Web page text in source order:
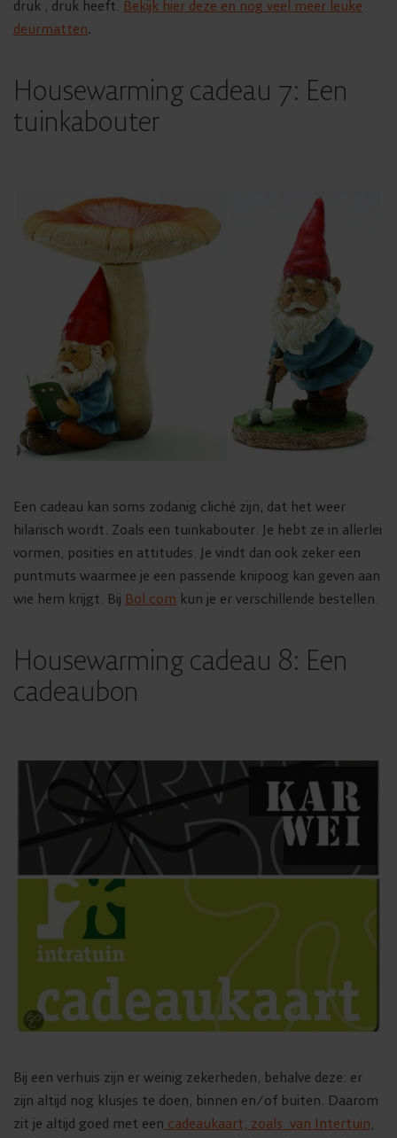
druk , druk heeft. Bekijk hier deze en nog veel meer leuke
deurmatten.
Housewarming cadeau 7: Een
tuinkabouter
Een cadeau kan soms zodanig cliché zijn, dat het weer
hilarisch wordt. Zoals een tuinkabouter. Je hebt ze in allerlei
vormen, posities en attitudes. Je vindt dan ook zeker een
puntmuts waarmee je een passende knipoog kan geven aan
wie hem krijgt. Bij Bol.com kun je er verschillende bestellen.
Housewarming cadeau 8: Een
cadeaubon
Bij een verhuis zijn er weinig zekerheden, behalve deze: er
zijn altijd nog klusjes te doen, binnen en/of buiten. Daarom
zit je altijd goed met een cadeaukaart, zoals van Intertuin,